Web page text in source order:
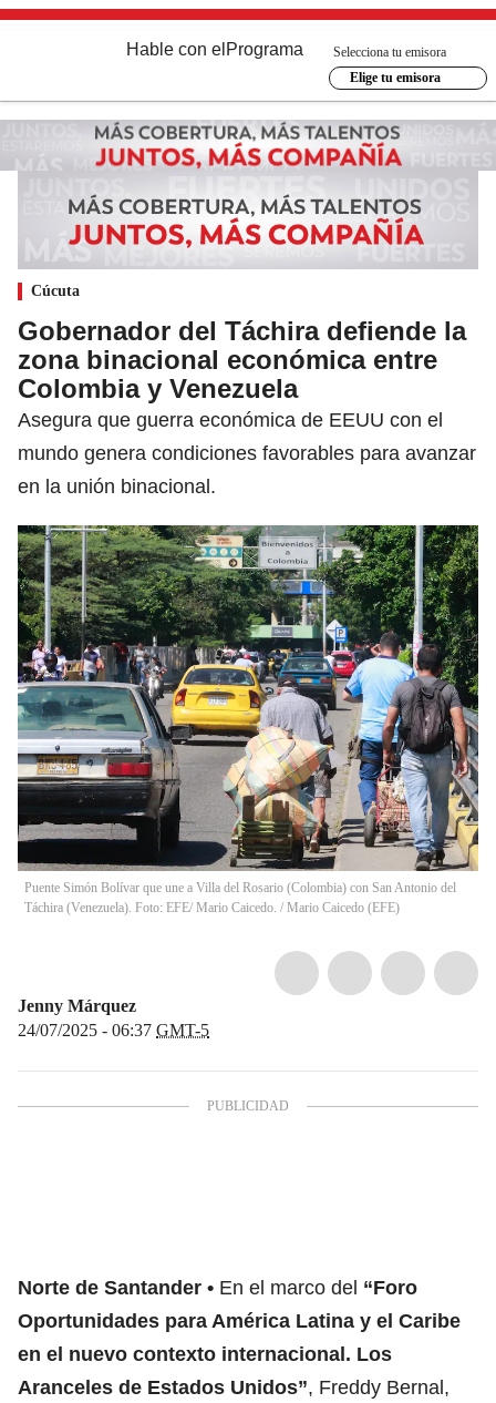
Hable con el Programa
Selecciona tu emisora
Elige tu emisora
Cúcuta
Gobernador del Táchira defiende la
zona binacional económica entre
Colombia y Venezuela
Asegura que guerra económica de EEUU con el
mundo genera condiciones favorables para avanzar
en la unión binacional.
Puente Simón Bolívar que une a Villa del Rosario (Colombia) con San Antonio del
Táchira (Venezuela). Foto: EFE/ Mario Caicedo. / Mario Caicedo (EFE)
Jenny Márquez
24/07/2025 - 06:37 GMT-5
Norte de Santander En el marco del “Foro
Oportunidades para América Latina y el Caribe
en el nuevo contexto internacional. Los
Aranceles de Estados Unidos”, Freddy Bernal,